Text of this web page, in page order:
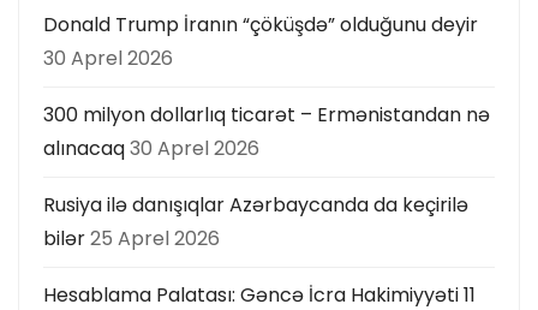
Donald Trump İranın “çöküşdə” olduğunu deyir
30 Aprel 2026
300 milyon dollarlıq ticarət – Ermənistandan nə
alınacaq30 Aprel 2026
Rusiya ilə danışıqlar Azərbaycanda da keçirilə
bilər25 Aprel 2026
Hesablama Palatası: Gəncə İcra Hakimiyyəti 11